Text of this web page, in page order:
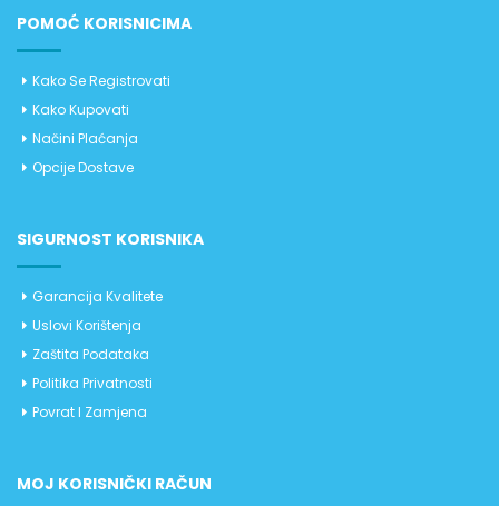
POMOĆ KORISNICIMA
Kako Se Registrovati
Kako Kupovati
Načini Plaćanja
Opcije Dostave
SIGURNOST KORISNIKA
Garancija Kvalitete
Uslovi Korištenja
Zaštita Podataka
Politika Privatnosti
Povrat I Zamjena
MOJ KORISNIČKI RAČUN